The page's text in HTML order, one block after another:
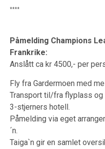
****
Påmelding Champions
Frankrike:
Anslått ca kr 4500,- per
Fly fra Gardermoen med
Transport til/fra flyplass og
3-stjerners hotell.
Påmelding via eget
´n.
Taiga`n gir en samlet